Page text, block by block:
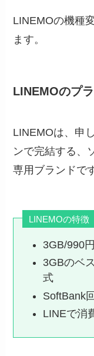
LINEMOの機種
ます。
LINEMOのプ
LINEMOは、申
ンで完結する、
専用ブランドで
LINEMOの特徴
3GB/990
3GBのベ
式
SoftBank
LINEで消